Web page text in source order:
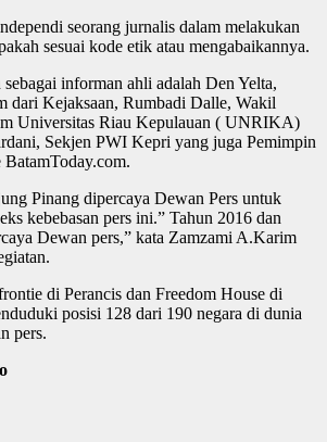
seorang jurnalis dalam melakukan
sesuai kode etik atau mengabaikannya.
informan ahli adalah Den Yelta,
dari Kejaksaan, Rumbadi Dalle, Wakil
Universitas Riau Kepulauan ( UNRIKA)
Sekjen PWI Kepri yang juga Pemimpin
Pinang dipercaya Dewan Pers untuk
kebebasan pers ini.” Tahun 2016 dan
Dewan pers,” kata Zamzami A.Karim
di Perancis dan Freedom House di
posisi 128 dari 190 negara di dunia
pers.